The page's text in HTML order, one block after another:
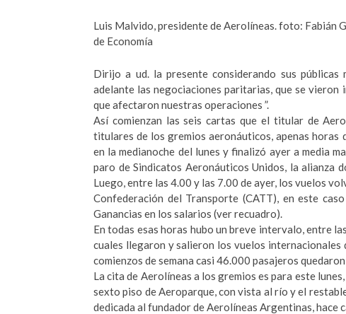
Luis Malvido, presidente de Aerolíneas. foto: Fabián
de Economía
Dirijo a ud. la presente considerando sus
adelante las negociaciones paritarias, que se vieron
que afectaron nuestras operaciones ”.
Así comienzan las seis cartas que el titular de
titulares de los gremios aeronáuticos, apenas horas
en la medianoche del lunes y finalizó ayer a media
paro de Sindicatos Aeronáuticos Unidos, la alianza
Luego, entre las 4.00 y las 7.00 de ayer, los vuelos
Confederación del Transporte (CATT), en este
Ganancias en los salarios (ver recuadro).
En todas esas horas hubo un breve intervalo, entre
cuales llegaron y salieron los vuelos
comienzos de semana casi 46.000 pasajeros
La cita de Aerolíneas a los gremios es para este
sexto piso de Aeroparque, con vista al río y el
dedicada al fundador de Aerolíneas Argentinas, hace